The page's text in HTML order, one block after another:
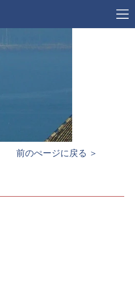
前のぺージに戻る ＞